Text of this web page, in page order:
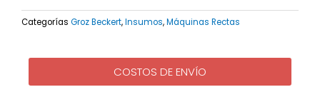
cantidad
Categorías Groz Beckert,Insumos,Máquinas Rectas
COSTOS DE ENVÍO